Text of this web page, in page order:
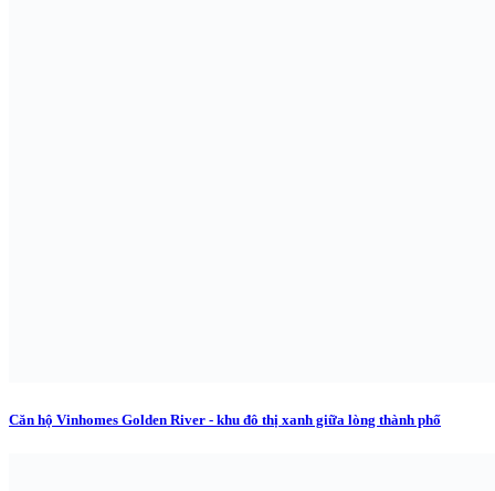
Căn hộ Vinhomes Golden River - khu đô thị xanh giữa lòng thành phố